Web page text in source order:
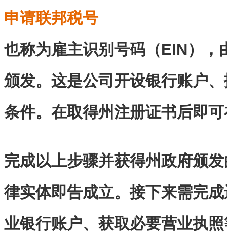
申请联邦税号
也称为雇主识别号码（EIN），
颁发。这是公司开设银行账户
条件。在取得州注册证书后即
完成以上步骤并获得州政府颁
律实体即告成立。接下来需完
业银行账户、获取必要营业执